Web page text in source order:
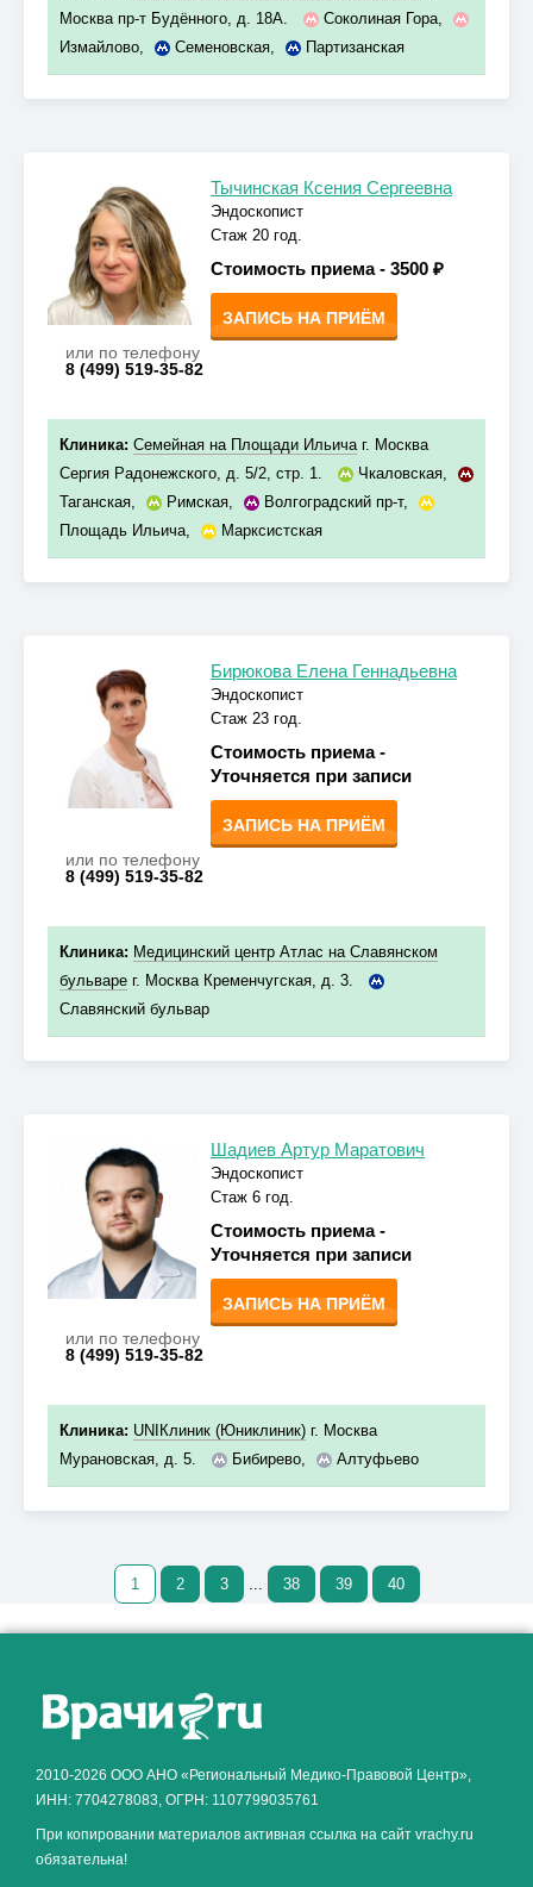
Москва пр-т Будённого, д. 18А.
Соколиная Гора,
Измайлово, Семеновская, Партизанская
Тычинская Ксения Сергеевна
Эндоскопист
Стаж 20 год.
Стоимость приема - 3500 ₽
ЗАПИСЬ НА ПРИЁМ
или по телефону
8 (499) 519-35-82
Клиника: Семейная на Площади Ильичаг. Москва
Сергия Радонежского, д. 5/2, стр. 1.
Чкаловская,
Таганская, Римская, Волгоградский пр-т,
Площадь Ильича, Марксистская
Бирюкова Елена Геннадьевна
Эндоскопист
Стаж 23 год.
Стоимость приема -
Уточняется при записи
ЗАПИСЬ НА ПРИЁМ
или по телефону
8 (499) 519-35-82
Клиника: Медицинский центр Атлас на Славянском
бульваре г. Москва Кременчугская, д. 3.
Славянский бульвар
Шадиев Артур Маратович
Эндоскопист
Стаж 6 год.
Стоимость приема -
Уточняется при записи
ЗАПИСЬ НА ПРИЁМ
или по телефону
8 (499) 519-35-82
Клиника: UNIКлиник (Юниклиник) г. Москва
Мурановская, д. 5.
Бибирево, Алтуфьево
1 2 3 ... 38 39 40
2010-2026 ООО АНО «Региональный Медико-Правовой Центр»,
ИНН: 7704278083, ОГРН: 1107799035761
При копировании материалов активная ссылка на сайт vrachy.ru
обязательна!